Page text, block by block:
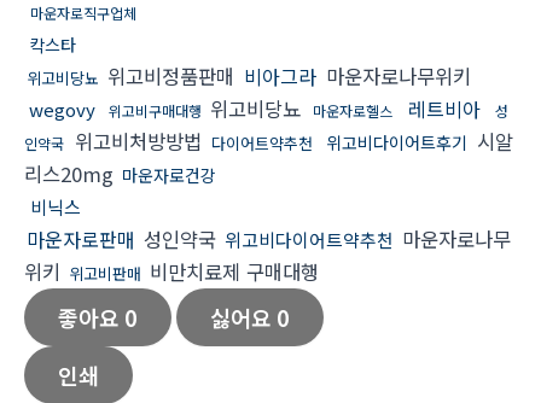
마운자로직구업체
칵스타
위고비당뇨 위고비정품판매 비아그라 마운자로나무위키
wegovy 위고비구매대행 위고비당뇨 마운자로헬스 레트비아
성
인약국 위고비처방방법 다이어트약추천 위고비다이어트후기 시알
리스20mg 마운자로건강
비닉스
마운자로판매 성인약국 위고비다이어트약추천 마운자로나무
위키 위고비판매 비만치료제 구매대행
좋아요 0 싫어요 0
인쇄